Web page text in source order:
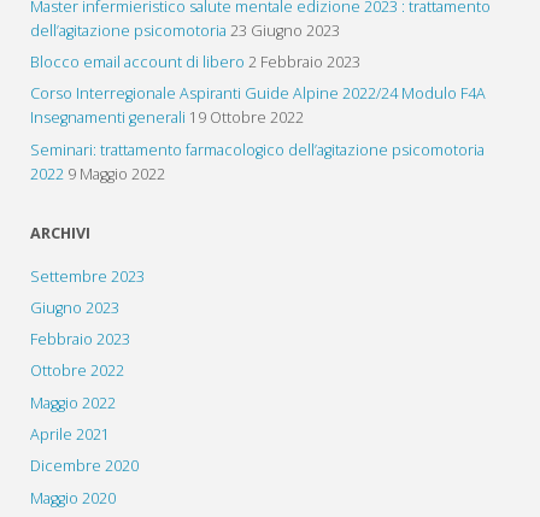
Master infermieristico salute mentale edizione 2023 : trattamento
dell’agitazione psicomotoria 23 Giugno 2023
Blocco email account di libero 2 Febbraio 2023
Corso Interregionale Aspiranti Guide Alpine 2022/24 Modulo F4A
Insegnamenti generali 19 Ottobre 2022
Seminari: trattamento farmacologico dell’agitazione psicomotoria
2022 9 Maggio 2022
ARCHIVI
Settembre 2023
Giugno 2023
Febbraio 2023
Ottobre 2022
Maggio 2022
Aprile 2021
Dicembre 2020
Maggio 2020